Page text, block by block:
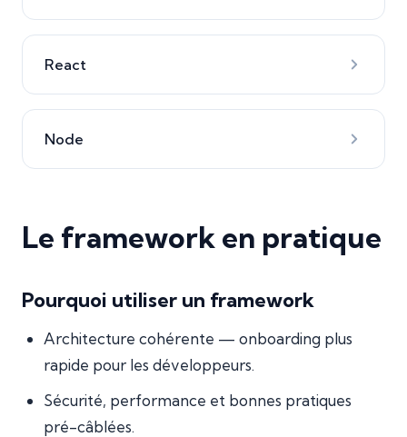
React
Node
Le framework en pratique
Pourquoi utiliser un framework
Architecture cohérente — onboarding plus
rapide pour les développeurs.
Sécurité, performance et bonnes pratiques
pré-câblées.